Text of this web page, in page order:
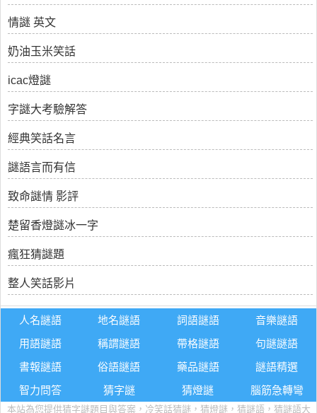
情謎 英文
奶油玉米笑話
icac燈謎
字謎大考驗解答
經典笑話名言
謎語言而有信
致命謎情 影評
楚留香燈謎冰一字
瘋狂猜謎題
整人笑話影片
人名謎語 地名謎語 詞語謎語
音樂謎語
用語謎語
稱謂謎語 帶格謎語
句謎謎語
書報謎語
俗語謎語 藥品謎語
謎語精選
智力問答
猜字謎 猜燈謎 腦筋急轉彎
本站為您提供猜字謎題目與答案，冷笑話猜謎，猜燈謎，猜謎語，猜謎語大